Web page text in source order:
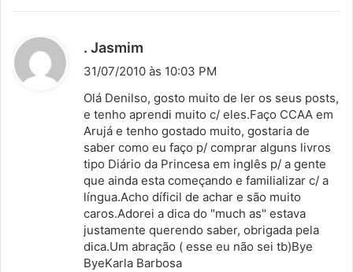
. Jasmim
i
s
e
:
31/07/2010 às 10:03 PM
Olá Denilso, gosto muito de ler os seus posts,
e tenho aprendi muito c/ eles.Faço CCAA em
Arujá e tenho gostado muito, gostaria de
saber como eu faço p/ comprar alguns livros
tipo Diário da Princesa em inglês p/ a gente
que ainda esta começando e familializar c/ a
língua.Acho díficil de achar e são muito
caros.Adorei a dica do "much as" estava
justamente querendo saber, obrigada pela
dica.Um abração ( esse eu não sei tb)Bye
ByeKarla Barbosa